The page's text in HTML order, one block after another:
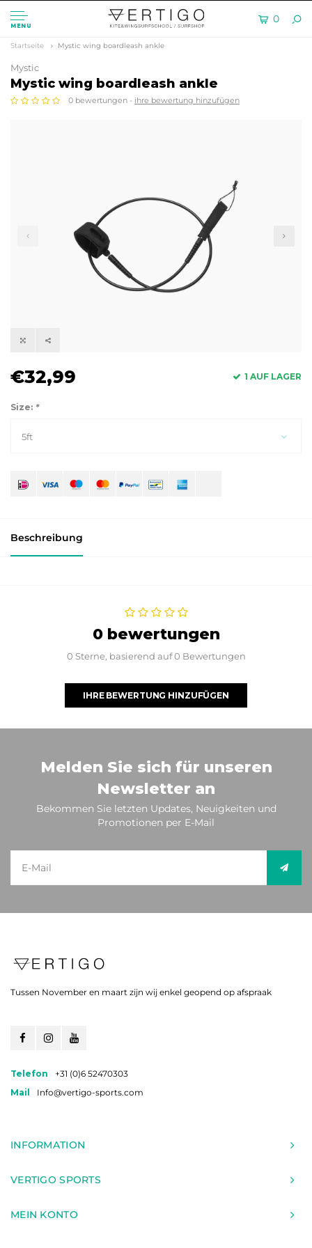
MENU
0
Startseite Mystic wing boardleash ankle
Mystic
Mystic wing boardleash ankle
0 bewertungen - ihre bewertung hinzufügen
€32,99 1 AUF LAGER
Size: *
5ft
Beschreibung
0 bewertungen
0 Sterne, basierend auf 0 Bewertungen
IHRE BEWERTUNG HINZUFÜGEN
Melden Sie sich für unseren
Newsletter an
Bekommen Sie letzten Updates, Neuigkeiten und
Promotionen per E-Mail
Tussen November en maart zijn wij enkel geopend op afspraak
Telefon
+31 (0)6 52470303
Mail
Info@vertigo-sports.com
INFORMATION
VERTIGO SPORTS
MEIN KONTO